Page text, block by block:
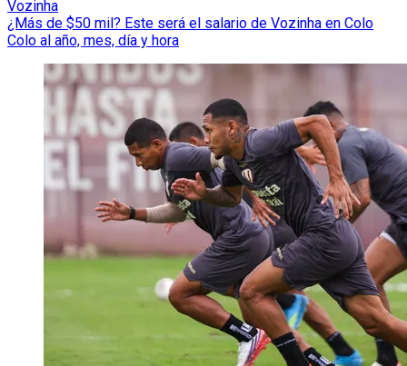
Vozinha
¿Más de $50 mil? Este será el salario de Vozinha en Colo
Colo al año, mes, día y hora